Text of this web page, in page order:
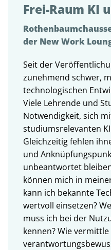
Frei-Raum KI
der New Work
Seit der
zunehmend schwer,
technologischen
Viele Lehrende und
Notwendigkeit, sich
studiumsrelevanten
Gleichzeitig fehlen
und
unbeantwortet
können mich in
kann ich bekannte
wertvoll einsetzen?
muss ich bei der
kennen? Wie